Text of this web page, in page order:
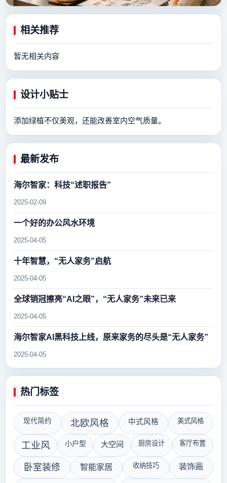
相关推荐
暂无相关内容
设计小贴士
添加绿植不仅美观，还能改善室内空气质量。
最新发布
海尔智家：科技“述职报告”
2025-02-09
一个好的办公风水环境
2025-04-05
十年智慧，“无人家务”启航
2025-04-05
全球销冠擦亮“AI之眼”，“无人家务”未来已来
2025-04-05
海尔智家AI黑科技上线，原来家务的尽头是“无人家务”
2025-04-05
热门标签
现代简约 北欧风格 中式风格 美式风格
工业风 小户型 大空间 厨房设计 客厅布置
卧室装修 智能家居 收纳技巧 装饰画